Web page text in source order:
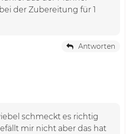
der Zubereitung für 1
Antworten
schmeckt es richtig
mir nicht aber das hat